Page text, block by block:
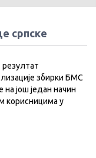
српске
збирки БМС
на још један начин
корисницима у